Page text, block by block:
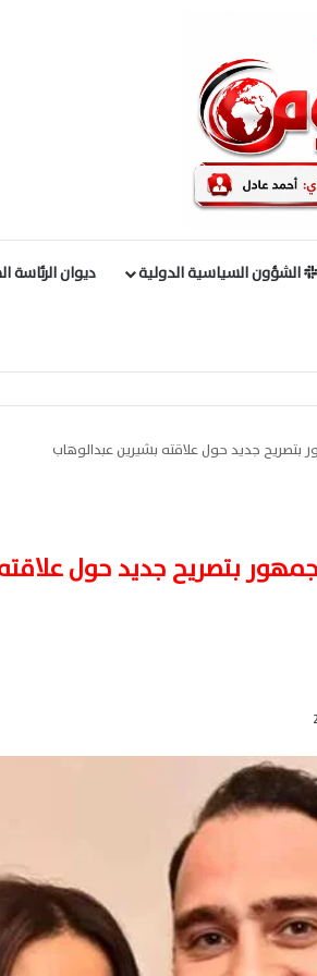
الشؤون السياسية الدولية ديوان الرئاسة
جديد حول علاقته بشيرين عبدالوهاب
بتصريح جديد حول